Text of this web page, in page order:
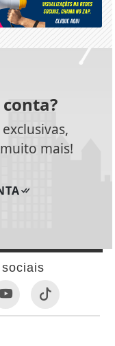
mais!